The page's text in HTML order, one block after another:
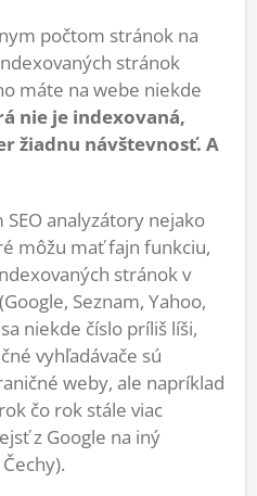
počtom stránok na
stránok
máte na webe niekde
nie je indexovaná,
žiadnu návštevnosť. A
analyzátory nejako
môžu mať fajn funkciu,
stránok v
Seznam, Yahoo,
niekde číslo príliš líši,
vyhľadávače sú
weby, ale napríklad
čo rok stále viac
z Google na iný